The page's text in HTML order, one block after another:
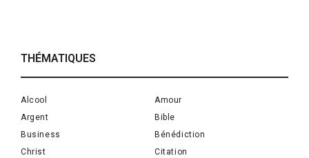
THÉMATIQUES
Alcool
Amour
Argent
Bible
Business
Bénédiction
Christ
Citation